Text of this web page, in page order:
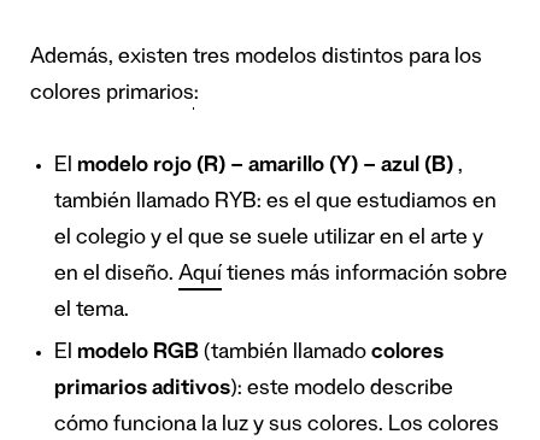
Además, existen tres modelos distintos para los
colores primarios:
El modelo rojo (R) – amarillo (Y) – azul (B) ,
también llamado RYB: es el que estudiamos en
el colegio y el que se suele utilizar en el arte y
en el diseño. Aquí tienes más información sobre
el tema.
El modelo RGB (también llamado colores
primarios aditivos): este modelo describe
cómo funciona la luz y sus colores. Los colores